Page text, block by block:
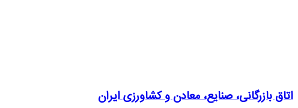
اتاق بازرگانی، صنایع، معادن و کشاورزی ایران